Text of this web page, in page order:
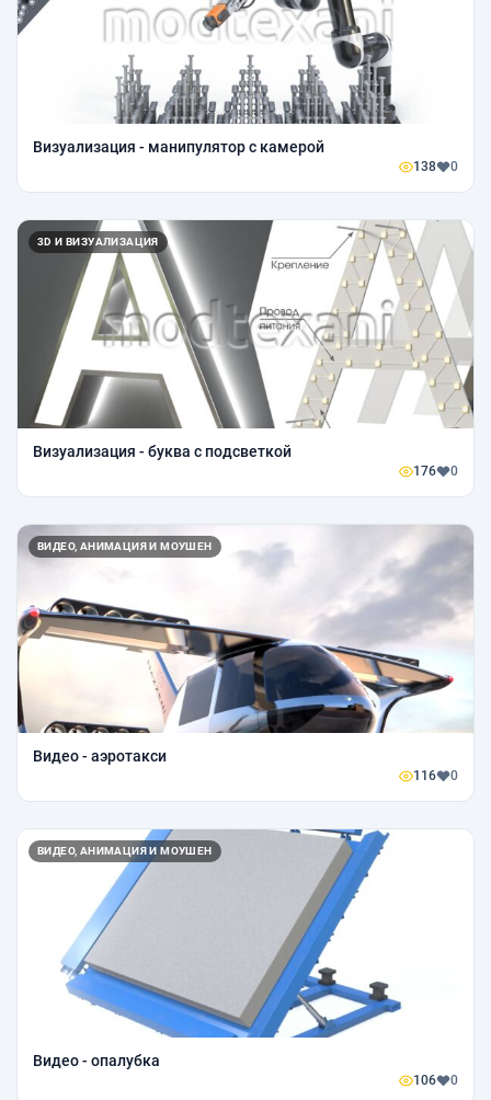
Визуализация - манипулятор с камерой
138 0
3D И ВИЗУАЛИЗАЦИЯ
Визуализация - буква с подсветкой
176 0
ВИДЕО, АНИМАЦИЯ И МОУШЕН
Видео - аэротакси
116 0
ВИДЕО, АНИМАЦИЯ И МОУШЕН
Видео - опалубка
106 0